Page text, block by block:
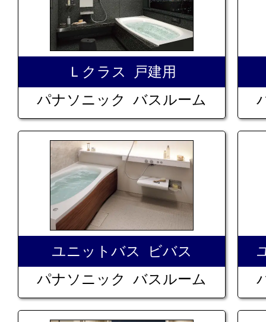
Ｌクラス 戸建用
パナソニック バスルーム
ユニットバス ビバス
パナソニック バスルーム